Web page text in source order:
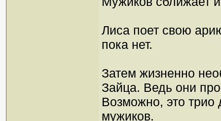
Лиса поет свою
пока нет.
Затем жизненно
Зайца. Ведь они
Возможно, это трио
мужиков.